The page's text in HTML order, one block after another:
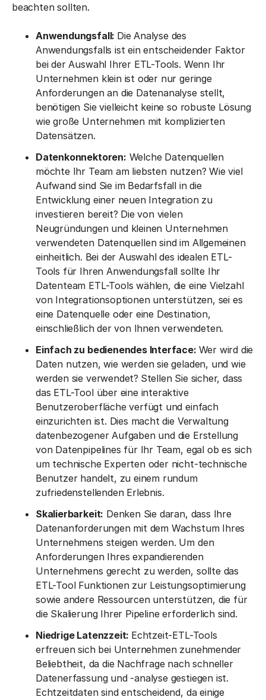
beachten sollten.
Anwendungsfall: Die Analyse des
Anwendungsfalls ist ein entscheidender Faktor
bei der Auswahl Ihrer ETL-Tools. Wenn Ihr
Unternehmen klein ist oder nur geringe
Anforderungen an die Datenanalyse stellt,
benötigen Sie vielleicht keine so robuste Lösung
wie große Unternehmen mit komplizierten
Datensätzen.
Datenkonnektoren: Welche Datenquellen
möchte Ihr Team am liebsten nutzen? Wie viel
Aufwand sind Sie im Bedarfsfall in die
Entwicklung einer neuen Integration zu
investieren bereit? Die von vielen
Neugründungen und kleinen Unternehmen
verwendeten Datenquellen sind im Allgemeinen
einheitlich. Bei der Auswahl des idealen ETL-
Tools für Ihren Anwendungsfall sollte Ihr
Datenteam ETL-Tools wählen, die eine Vielzahl
von Integrationsoptionen unterstützen, sei es
eine Datenquelle oder eine Destination,
einschließlich der von Ihnen verwendeten.
Einfach zu bedienendes Interface: Wer wird die
Daten nutzen, wie werden sie geladen, und wie
werden sie verwendet? Stellen Sie sicher, dass
das ETL-Tool über eine interaktive
Benutzeroberfläche verfügt und einfach
einzurichten ist. Dies macht die Verwaltung
datenbezogener Aufgaben und die Erstellung
von Datenpipelines für Ihr Team, egal ob es sich
um technische Experten oder nicht-technische
Benutzer handelt, zu einem rundum
zufriedenstellenden Erlebnis.
Skalierbarkeit: Denken Sie daran, dass Ihre
Datenanforderungen mit dem Wachstum Ihres
Unternehmens steigen werden. Um den
Anforderungen Ihres expandierenden
Unternehmens gerecht zu werden, sollte das
ETL-Tool Funktionen zur Leistungsoptimierung
sowie andere Ressourcen unterstützen, die für
die Skalierung Ihrer Pipeline erforderlich sind.
Niedrige Latenzzeit: Echtzeit-ETL-Tools
erfreuen sich bei Unternehmen zunehmender
Beliebtheit, da die Nachfrage nach schneller
Datenerfassung und -analyse gestiegen ist.
Echtzeitdaten sind entscheidend, da einige